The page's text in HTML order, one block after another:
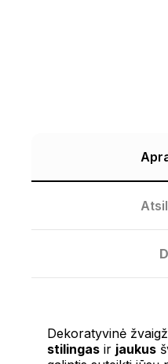
Dekoratyvinė
stilingasir jaukus